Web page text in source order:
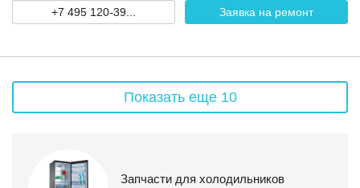
+7 495 120-39... Заявка на ремонт
Показать еще 10
Запчасти для холодильников